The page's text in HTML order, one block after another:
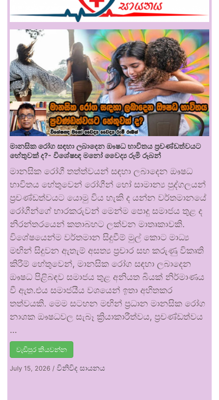
මානසික රෝග සඳහා ලබාදෙන ඖෂධ භාවිතය ප්‍රචණ්ඩත්වයට
හේතුවක් ද?- විශේෂඥ මනෝ වෛද්‍ය රූමි රූබන්
මානසික රෝගී තත්ත්වයන් සඳහා ලබාදෙන ඖෂධ
භාවිතය හේතුවෙන් රෝගීන් හෝ සාමාන්‍ය පුද්ගලයන්
ප්‍රචණ්ඩත්වයට යොමු විය හැකි ද යන්න වර්තමානයේ
රෝගීන්ගේ භාරකරුවන් මෙන්ම පොදු සමාජය තුළ ද
නිරන්තරයෙන් කතාබහට ලක්වන මාතෘකාවකි.
විශේෂයෙන්ම වර්තමාන සිදුවීම් මුල් කොට මාධ්‍ය
මඟින් සිදුවන ඇතැම් අසත්‍ය ප්‍රචාර සහ කරුණු විකෘති
කිරීම් හේතුවෙන්, මානසික රෝග සඳහා ලබාදෙන
ඖෂධ පිළිබඳව සමාජය තුළ අනියත බියක් නිර්මාණය
වී ඇත.එය සමාජයීය වශයෙන් ඉතා අහිතකර
තත්වයකි. මෙම සටහන මඟින් ප්‍රධාන මානසික රෝග
නාශක ඖෂධවල සැබෑ ක්‍රියාකාරීත්වය, ප්‍රචණ්ඩත්වය
…
වැඩිපුර කියවන්න
July 15, 2026 / විනිවිද සායනය